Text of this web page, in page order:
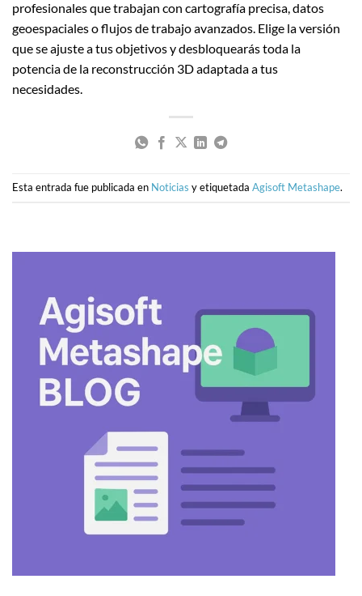
profesionales que trabajan con cartografía precisa, datos
geoespaciales o flujos de trabajo avanzados. Elige la versión
que se ajuste a tus objetivos y desbloquearás toda la
potencia de la reconstrucción 3D adaptada a tus
necesidades.
Esta entrada fue publicada en Noticias y etiquetada Agisoft Metashape.